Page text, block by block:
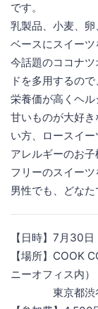
です。
乳製品、小麦、
ベースにスイーツ
今話題のココナ
ドを多用するの
栄養価が高くヘル
甘いものが大好
い方、ロースイー
アレルギーのお
フリーのスイーツ
男性でも、どなた
【日時】7月30
【場所】COOK
ニーオフィス内）
東京都渋谷